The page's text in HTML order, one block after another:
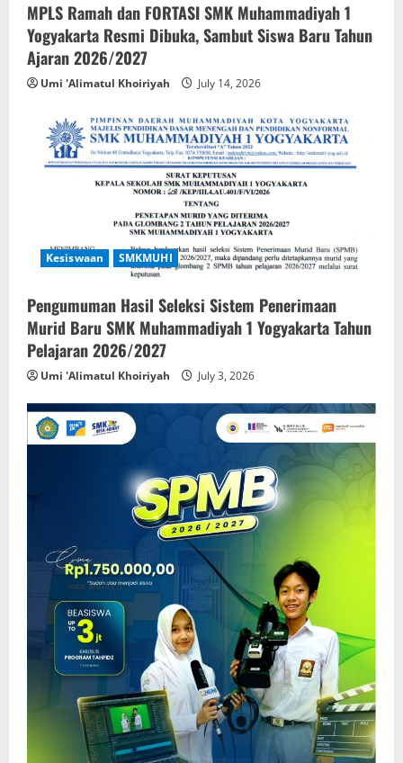
MPLS Ramah dan FORTASI SMK Muhammadiyah 1
Yogyakarta Resmi Dibuka, Sambut Siswa Baru Tahun
Ajaran 2026/2027
Umi 'Alimatul Khoiriyah July 14, 2026
Kesiswaan SMKMUHI
Pengumuman Hasil Seleksi Sistem Penerimaan
Murid Baru SMK Muhammadiyah 1 Yogyakarta Tahun
Pelajaran 2026/2027
Umi 'Alimatul Khoiriyah July 3, 2026